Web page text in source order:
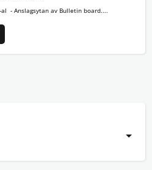
al - Anslagsytan av Bulletin board....